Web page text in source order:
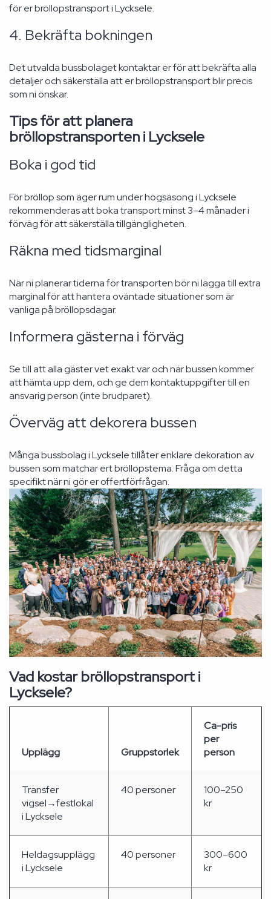
för er bröllopstransport i Lycksele.
4. Bekräfta bokningen
Det utvalda bussbolaget kontaktar er för att bekräfta alla
detaljer och säkerställa att er bröllopstransport blir precis
som ni önskar.
Tips för att planera
bröllopstransporten i Lycksele
Boka i god tid
För bröllop som äger rum under högsäsong i Lycksele
rekommenderas att boka transport minst 3–4 månader i
förväg för att säkerställa tillgängligheten.
Räkna med tidsmarginal
När ni planerar tiderna för transporten bör ni lägga till extra
marginal för att hantera oväntade situationer som är
vanliga på bröllopsdagar.
Informera gästerna i förväg
Se till att alla gäster vet exakt var och när bussen kommer
att hämta upp dem, och ge dem kontaktuppgifter till en
ansvarig person (inte brudparet).
Överväg att dekorera bussen
Många bussbolag i Lycksele tillåter enklare dekoration av
bussen som matchar ert bröllopstema. Fråga om detta
specifikt när ni gör er offertförfrågan.
Vad kostar bröllopstransport i
Lycksele?
Upplägg Gruppstorlek
Ca-pris
per
person
Transfer
vigsel→festlokal
i Lycksele
40 personer
100–250
kr
Heldagsupplägg
i Lycksele
40 personer
300–600
kr